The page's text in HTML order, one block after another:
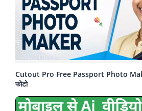
Cutout Pro Free Passport Photo
फोटो